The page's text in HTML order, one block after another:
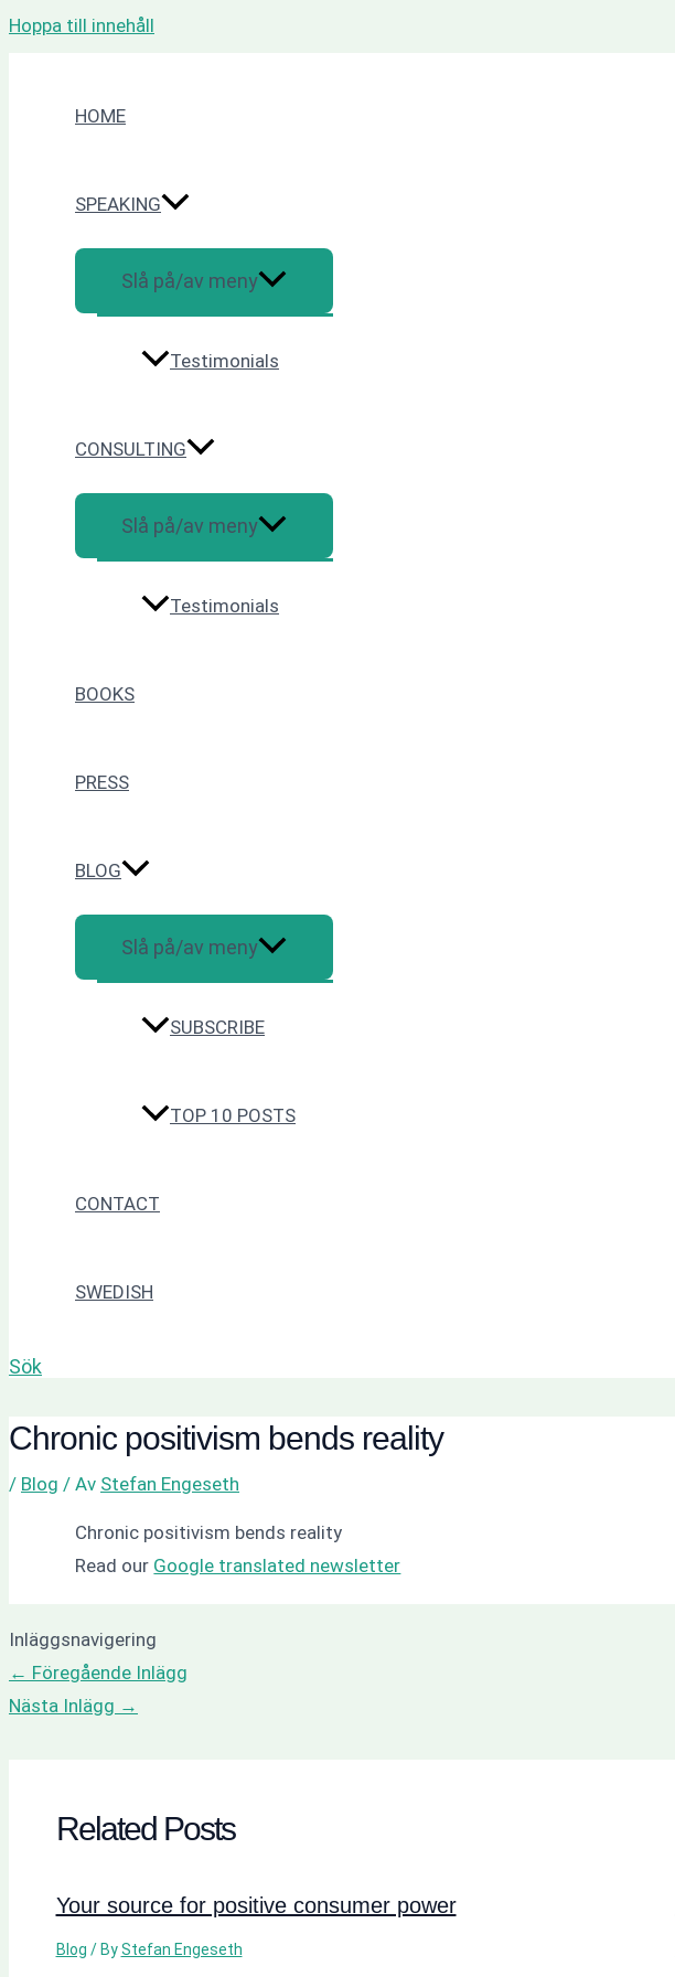
Hoppa till innehåll
HOME
SPEAKING
Slå på/av meny
Testimonials
CONSULTING
Slå på/av meny
Testimonials
BOOKS
PRESS
BLOG
Slå på/av meny
SUBSCRIBE
TOP 10 POSTS
CONTACT
SWEDISH
Sök
Chronic positivism bends reality
/ Blog / Av Stefan Engeseth
Chronic positivism bends reality
Read our Google translated newsletter
Inläggsnavigering
← Föregående Inlägg
Nästa Inlägg →
Related Posts
Your source for positive consumer power
Blog / ByStefan Engeseth